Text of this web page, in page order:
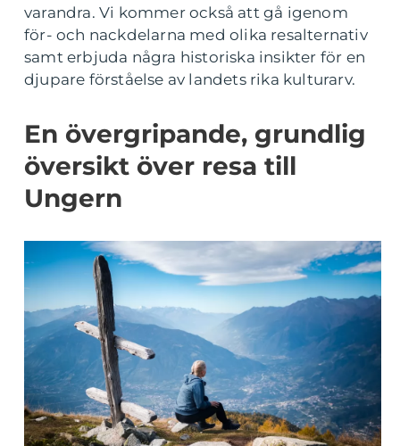
varandra. Vi kommer också att gå igenom
för- och nackdelarna med olika resalternativ
samt erbjuda några historiska insikter för en
djupare förståelse av landets rika kulturarv.
En övergripande, grundlig
översikt över resa till
Ungern